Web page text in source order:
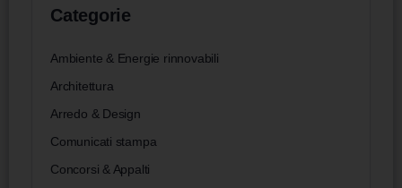
Categorie
Ambiente & Energie rinnovabili
Architettura
Arredo & Design
Comunicati stampa
Concorsi & Appalti